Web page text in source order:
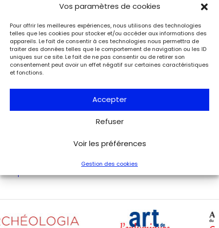
Vos paramètres de cookies
Pour offrir les meilleures expériences, nous utilisons des technologies
telles que les cookies pour stocker et/ou accéder aux informations des
appareils. Le fait de consentir à ces technologies nous permettra de
traiter des données telles que le comportement de navigation ou les ID
uniques sur ce site. Le fait de ne pas consentir ou de retirer son
consentement peut avoir un effet négatif sur certaines caractéristiques
et fonctions.
Accepter
Refuser
Voir les préférences
Gestion des cookies
ÉvénementsCharles de Gaulle raconte la Libération
de Paris. Lettre à son épouse
Paris
Musée de la Libération de Paris – musée du général
Leclerc – musée Jean Moulin
À l’occasion de l’anniversaire de la Libération de Paris, le
1944 de Charles de Gaulle à son épouse Yvonne, lui narrant
les événements de la Libération de Paris.
Voir tous les événements